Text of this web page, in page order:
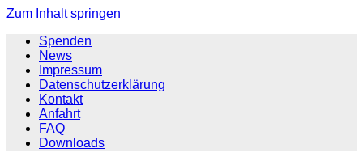
Zum Inhalt springen
Spenden
News
Impressum
Datenschutzerklärung
Kontakt
Anfahrt
FAQ
Downloads